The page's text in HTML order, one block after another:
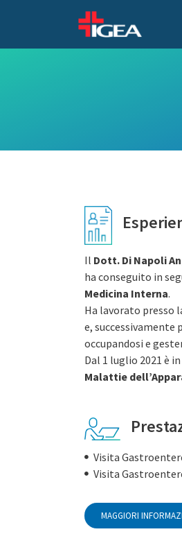
Il Dott. Di Napoli
ha conseguito in
Medicina Interna.
Ha lavorato presso
e, successivamente
occupandosi e
Dal 1 luglio 2021 è
Malattie
Visita
Visita
MAGGIORI